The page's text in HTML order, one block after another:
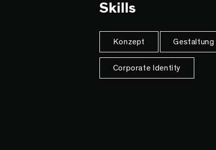
Skills
Konzept Gestaltung
Corporate Identity